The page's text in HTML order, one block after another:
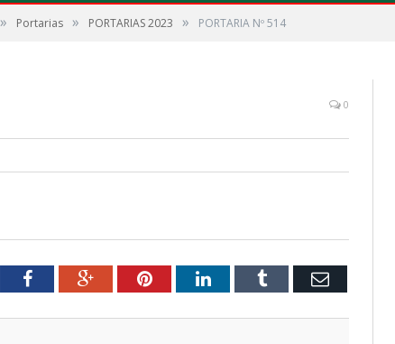
» Portarias » PORTARIAS 2023 » PORTARIA Nº 514
0
FacebookGoogle+PinterestLinkedInTumblr Email